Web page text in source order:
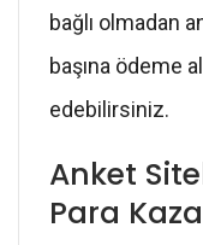
bağlı olmadan
başına ödeme
edebilirsiniz.
Anket
Para